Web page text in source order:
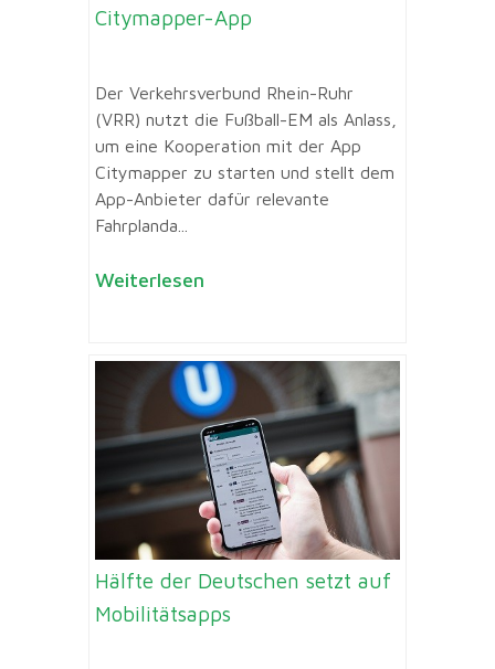
Citymapper-App
Der Verkehrsverbund Rhein-Ruhr
(VRR) nutzt die Fußball-EM als Anlass,
um eine Kooperation mit der App
Citymapper zu starten und stellt dem
App-Anbieter dafür relevante
Fahrplanda...
Weiterlesen
Hälfte der Deutschen setzt auf
Mobilitätsapps